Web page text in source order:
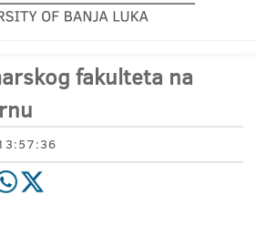
fakulteta na